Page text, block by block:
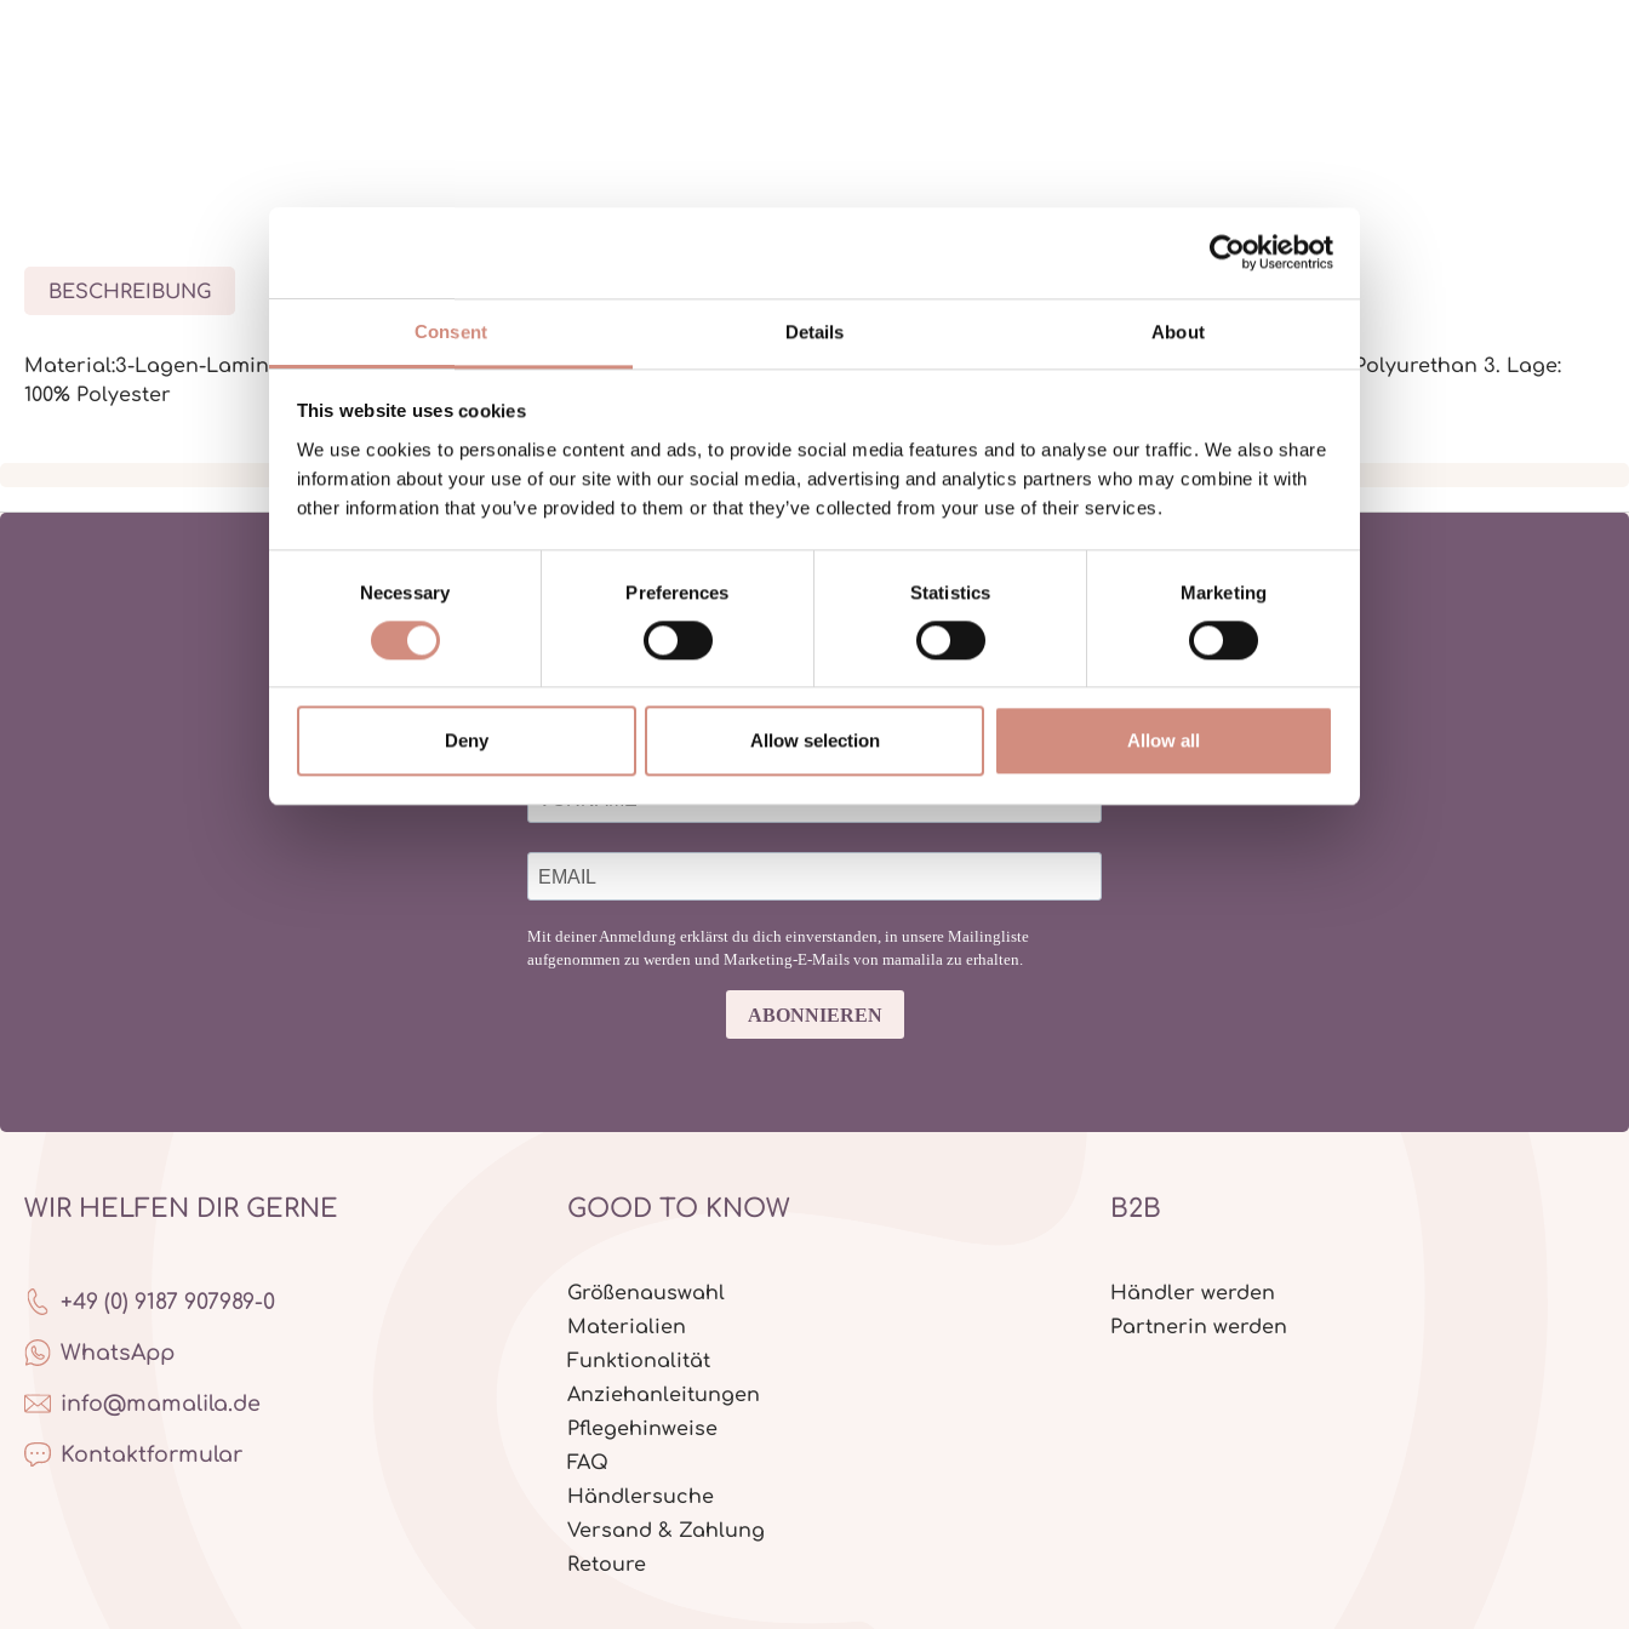
Consent Details About
This website uses cookies
We use cookies to personalise content and ads, to provide social media features and to analyse our traffic. We also share
information about your use of our site with our social media, advertising and analytics partners who may combine it with
other information that you’ve provided to them or that they’ve collected from your use of their services.
Necessary Preferences Statistics Marketing
Deny Allow selection Allow all
BESCHREIBUNG
Material:3-Lagen-Laminat mit wasserdichter Membran Wassersäule 10.000 mm 1. Lage: 94% Polyester, 6% Elasthan - Membran: 100% Polyurethan 3. Lage:
100% Polyester
NEWSLETTER BABYTRAGEN
Du liebst Babytragen genauso sehr wie wir?
Finde hier Inspiration für deinen Mama-Lifestyle!
Mit deiner Anmeldung erklärst du dich einverstanden, in unsere Mailingliste
aufgenommen zu werden und Marketing-E-Mails von mamalila zu erhalten.
ABONNIEREN
WIR HELFEN DIR GERNE
+49 (0) 9187 907989-0
WhatsApp
info@mamalila.de
Kontaktformular
GOOD TO KNOW
Größenauswahl
Materialien
Funktionalität
Anziehanleitungen
Pflegehinweise
FAQ
Händlersuche
Versand & Zahlung
Retoure
B2B
Händler werden
Partnerin werden